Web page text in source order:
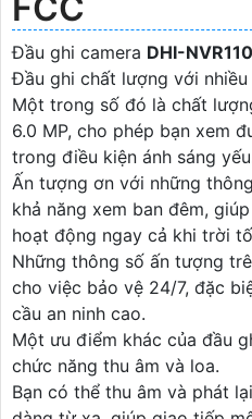
Đầu ghi camera DHI-
Đầu ghi chất lượng với
Một trong số đó là chất
6.0 MP, cho phép bạn xem
trong điều kiện ánh sáng
Ấn tượng ơn với những
khả năng xem ban đêm,
hoạt động ngay cả khi trời
Những thông số ấn tượng
cho việc bảo vệ 24/7, đặc
cầu an ninh cao.
Một ưu điểm khác của đầu
chức năng thu âm và loa.
Bạn có thể thu âm và phát